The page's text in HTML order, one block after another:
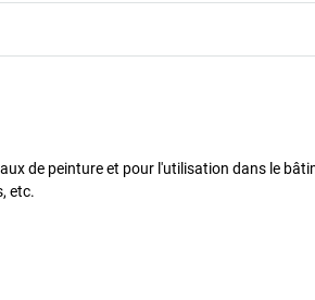
de peinture et pour l'utilisation dans le
etc.